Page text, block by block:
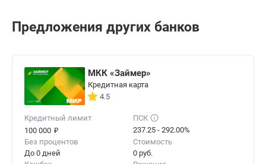
Предложения других банков
МКК «Займер»
Кредитная карта
4.5
Кредитный лимит
100 000 ₽
ПСК
237.25 - 292.00%
Без процентов
До 0 дней
Стоимость
0 руб.